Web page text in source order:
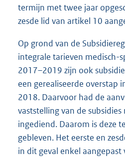
termijn met twee jaar
zesde lid van artikel 10
Op grond van de
integrale tarieven medisch-
2017–2019 zijn ook
een gerealiseerde overstap
2018. Daarvoor had de
vaststelling van de
ingediend. Daarom is deze
gebleven. Het eerste en
in dit geval enkel aangepast